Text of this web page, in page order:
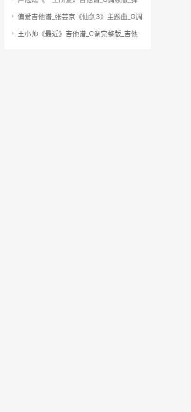
偏爱吉他谱_张芸京《仙剑3》主题曲_G调
王小帅《最近》吉他谱_C调完整版_吉他